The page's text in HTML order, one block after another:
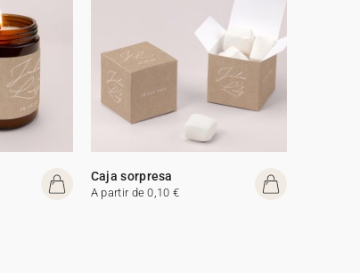
Caja sorpresa
A partir de 0,10 €